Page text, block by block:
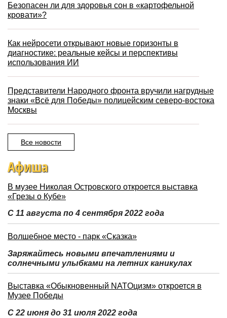
Безопасен ли для здоровья сон в «картофельной
кровати»?
Как нейросети открывают новые горизонты в
диагностике: реальные кейсы и перспективы
использования ИИ
Представители Народного фронта вручили нагрудные
знаки «Всё для Победы» полицейским северо-востока
Москвы
Все новости
Афиша
В музее Николая Островского откроется выставка
«Грезы о Кубе»
С 11 августа по 4 сентября 2022 года
Волшебное место - парк «Сказка»
Заряжайтесь новыми впечатлениями и
солнечными улыбками на летних каникулах
Выставка «Обыкновенный NATOцизм» откроется в
Музее Победы
С 22 июня до 31 июля 2022 года